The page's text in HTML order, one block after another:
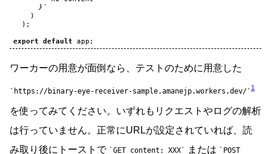
      }`
)
);
export default app ;
ワーカーの用意が面倒なら、テストのために用意した
https://binary-eye-receiver-sample.amanejp.workers.dev/ 1
を使ってみてください。いずれもリクエストやログの解析
は行っていません。正常にURLが設定されていれば、読
み取り後にトーストで
GET content: XXX または POST